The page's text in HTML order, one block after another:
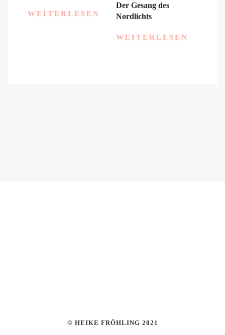
WEITERLESEN
Der Gesang des
Nordlichts
WEITERLESEN
© HEIKE FRÖHLING 2021